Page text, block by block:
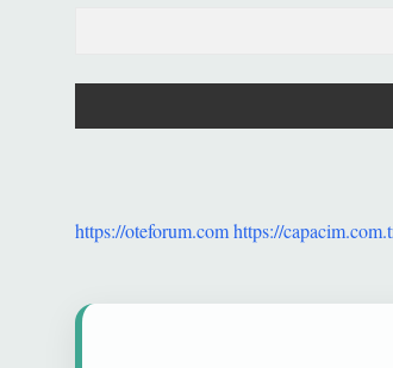
https://oteforum.comhttps://